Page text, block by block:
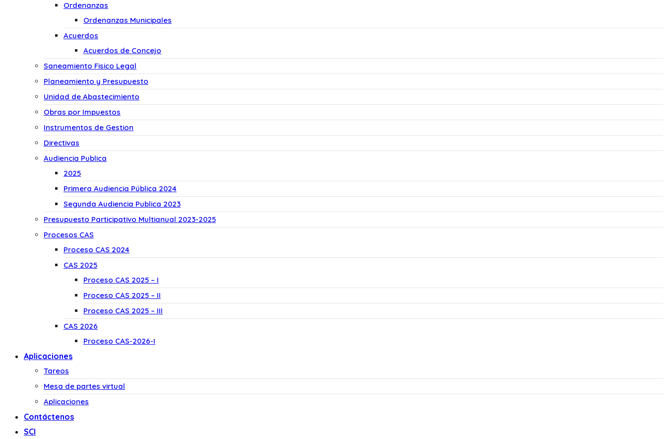
Ordenanzas
Ordenanzas Municipales
Acuerdos
Acuerdos de Concejo
Saneamiento Fisico Legal
Planeamiento y Presupuesto
Unidad de Abastecimiento
Obras por Impuestos
Instrumentos de Gestion
Directivas
Audiencia Publica
2025
Primera Audiencia Pública 2024
Segunda Audiencia Publica 2023
Presupuesto Participativo Multianual 2023-2025
Procesos CAS
Proceso CAS 2024
CAS 2025
Proceso CAS 2025 – I
Proceso CAS 2025 – II
Proceso CAS 2025 – III
CAS 2026
Proceso CAS-2026-I
Aplicaciones
Tareos
Mesa de partes virtual
Aplicaciones
Contáctenos
SCI